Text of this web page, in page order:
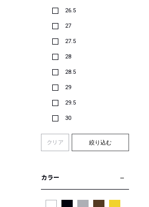
26.5
27
27.5
28
28.5
29
29.5
30
クリア 絞り込む
カラー